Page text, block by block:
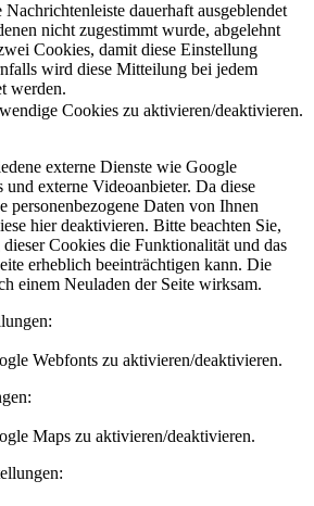
dauerhaft ausgeblendet
nicht zugestimmt wurde, abgelehnt
Cookies, damit diese Einstellung
wird diese Mitteilung bei jedem
werden.
Cookies zu aktivieren/deaktivieren.
externe Dienste wie Google
externe Videoanbieter. Da diese
personenbezogene Daten von Ihnen
hier deaktivieren. Bitte beachten Sie,
Cookies die Funktionalität und das
erheblich beeinträchtigen kann. Die
einem Neuladen der Seite wirksam.
Webfonts zu aktivieren/deaktivieren.
Maps zu aktivieren/deaktivieren.